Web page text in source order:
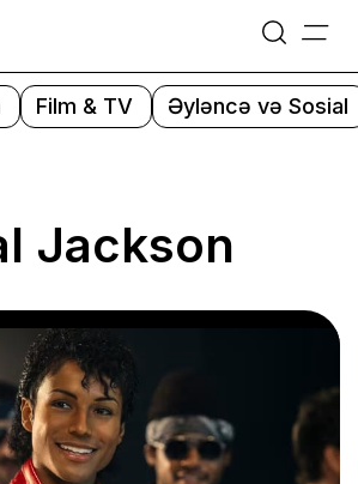
=
Film & TV Əyləncə və Sosial
Jackson